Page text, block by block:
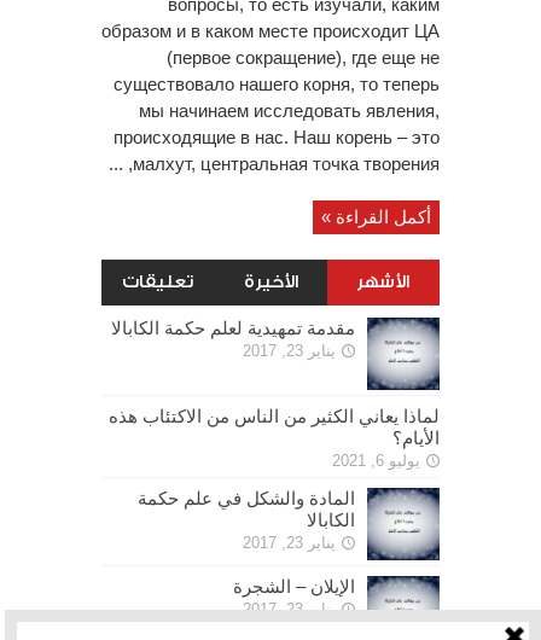
образом и в каком месте происходит ЦА
(первое сокращение), где еще не
существовало нашего корня, то теперь
мы начинаем исследовать явления,
происходящие в нас. Наш корень – это
малхут, центральная точка творения, ...
أكمل القراءة »
الأشهر الأخيرة تعليقات
مقدمة تمهيدية لعلم حكمة الكابالا
يناير 23, 2017
لماذا يعاني الكثير من الناس من الاكتئاب هذه
الأيام؟
يوليو 6, 2021
المادة والشكل في علم حكمة
الكابالا
يناير 23, 2017
الإيلان – الشجرة
يناير 23, 2017